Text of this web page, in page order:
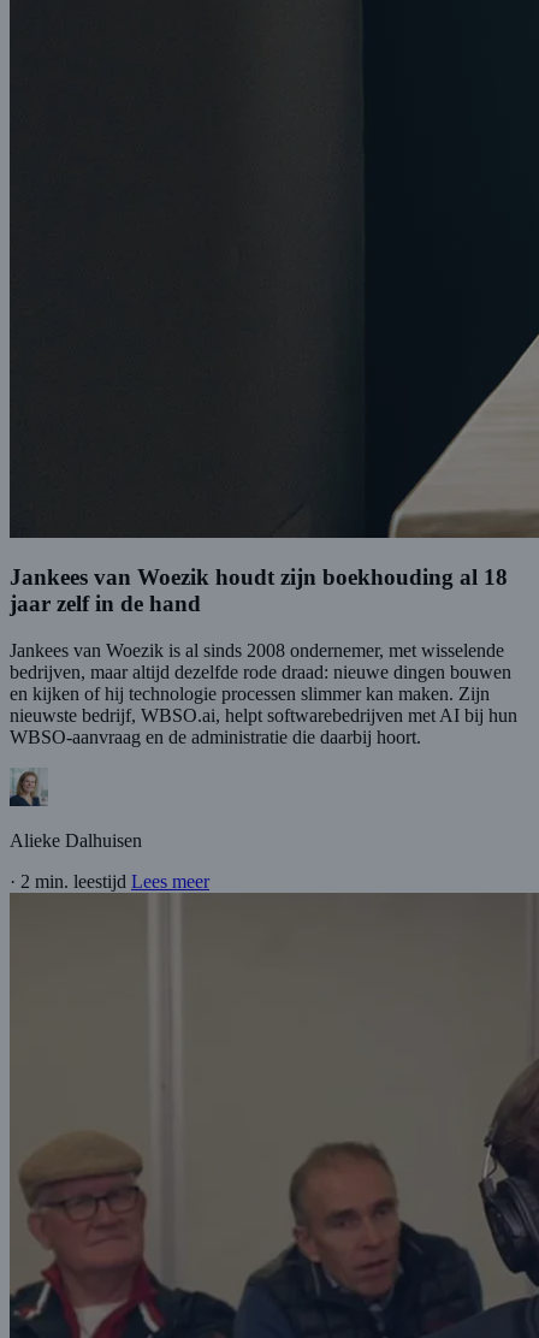
Jankees van Woezik houdt zijn boekhouding al 18
jaar zelf in de hand
Jankees van Woezik is al sinds 2008 ondernemer, met wisselende
bedrijven, maar altijd dezelfde rode draad: nieuwe dingen bouwen
en kijken of hij technologie processen slimmer kan maken. Zijn
nieuwste bedrijf, WBSO.ai, helpt softwarebedrijven met AI bij hun
WBSO-aanvraag en de administratie die daarbij hoort.
Alieke Dalhuisen
· 2 min. leestijd Lees meer